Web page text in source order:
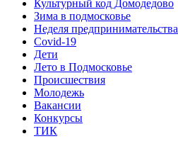
Культурный код Домодедово
Зима в подмосковье
Неделя предпринимательства
Covid-19
Дети
Лето в Подмосковье
Происшествия
Молодежь
Вакансии
Конкурсы
ТИК